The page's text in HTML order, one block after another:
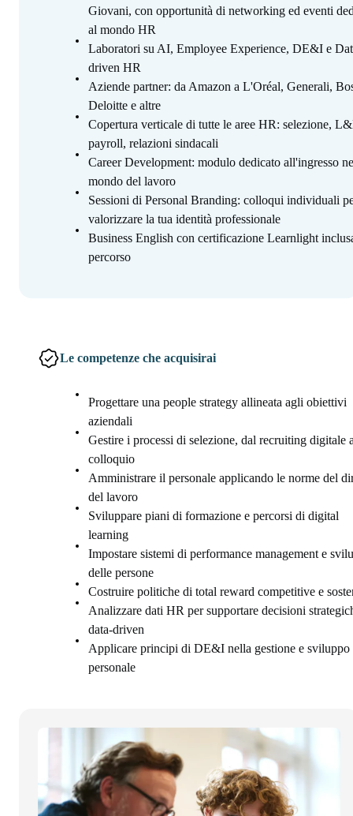
Giovani, con opportunità di networking ed eventi
al mondo HR
Laboratori su AI, Employee Experience, DE&I e
driven HR
Aziende partner: da Amazon a L'Oréal, Generali,
Deloitte e altre
Copertura verticale di tutte le aree HR: selezione,
payroll, relazioni sindacali
Career Development: modulo dedicato all'ingresso
mondo del lavoro
Sessioni di Personal Branding: colloqui individuali
valorizzare la tua identità professionale
Business English con certificazione Learnlight
percorso
Le competenze che acquisirai
Progettare una people strategy allineata agli obiettivi
aziendali
Gestire i processi di selezione, dal recruiting digitale
colloquio
Amministrare il personale applicando le norme del
del lavoro
Sviluppare piani di formazione e percorsi di digital
learning
Impostare sistemi di performance management e
delle persone
Costruire politiche di total reward competitive e
Analizzare dati HR per supportare decisioni
data-driven
Applicare principi di DE&I nella gestione e sviluppo
personale